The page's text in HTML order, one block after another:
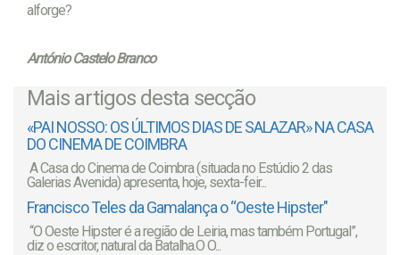
alforge?
António Castelo Branco
Mais artigos desta secção
«PAI NOSSO: OS ÚLTIMOS DIAS DE SALAZAR» NA CASA
DO CINEMA DE COIMBRA
A Casa do Cinema de Coimbra (situada no Estúdio 2 das
Galerias Avenida) apresenta, hoje, sexta-feir...
Francisco Teles da Gamalança o “Oeste Hipster"
“O Oeste Hipster é a região de Leiria, mas também Portugal”,
diz o escritor, natural da Batalha.O O...